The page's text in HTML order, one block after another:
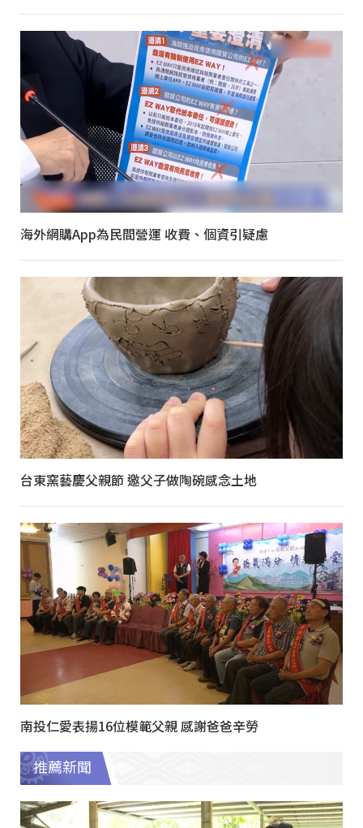
海外網購App為民間營運 收費、個資引疑慮
台東窯藝慶父親節 邀父子做陶碗感念土地
南投仁愛表揚16位模範父親 感謝爸爸辛勞
推薦新聞